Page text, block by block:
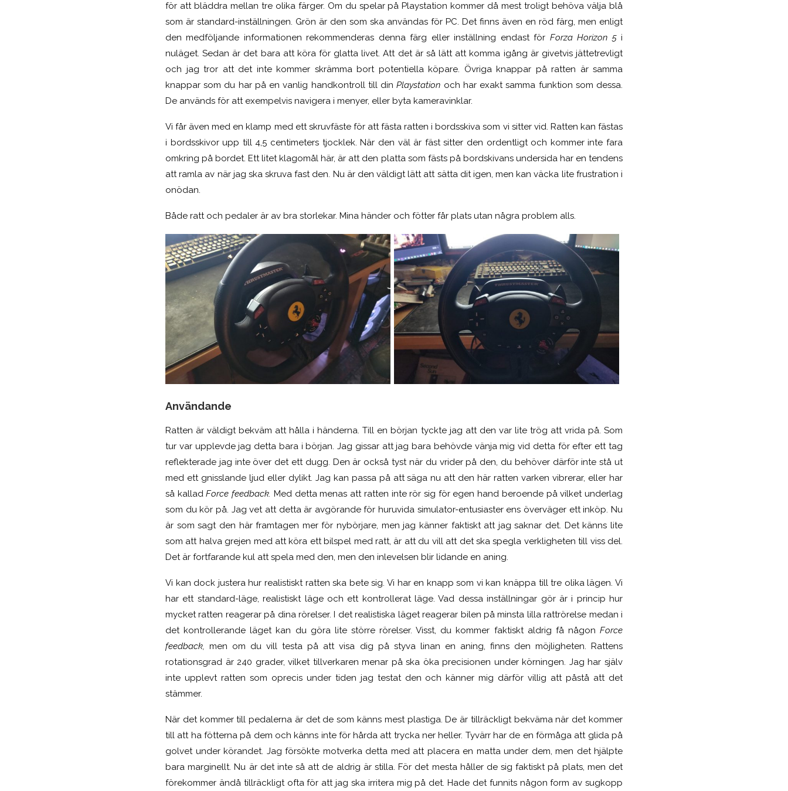
för att bläddra mellan tre olika färger. Om du spelar på Playstation kommer då mest troligt behöva välja blå
som är standard-inställningen. Grön är den som ska användas för PC. Det finns även en röd färg, men enligt
den medföljande informationen rekommenderas denna färg eller inställning endast för Forza Horizon 5i
nuläget. Sedan är det bara att köra för glatta livet. Att det är så lätt att komma igång är givetvis jättetrevligt
och jag tror att det inte kommer skrämma bort potentiella köpare. Övriga knappar på ratten är samma
knappar som du har på en vanlig handkontroll till dinPlaystation och har exakt samma funktion som dessa.
De används för att exempelvis navigera i menyer, eller byta kameravinklar.
Vi får även med en klamp med ett skruvfäste för att fästa ratten i bordsskiva som vi sitter vid. Ratten kan fästas
i bordsskivor upp till 4,5 centimeters tjocklek. När den väl är fäst sitter den ordentligt och kommer inte fara
omkring på bordet. Ett litet klagomål här, är att den platta som fästs på bordskivans undersida har en tendens
att ramla av när jag ska skruva fast den. Nu är den väldigt lätt att sätta dit igen, men kan väcka lite frustration i
onödan.
Både ratt och pedaler är av bra storlekar. Mina händer och fötter får plats utan några problem alls.
Användande
Ratten är väldigt bekväm att hålla i händerna. Till en början tyckte jag att den var lite trög att vrida på. Som
tur var upplevde jag detta bara i början. Jag gissar att jag bara behövde vänja mig vid detta för efter ett tag
reflekterade jag inte över det ett dugg. Den är också tyst när du vrider på den, du behöver därför inte stå ut
med ett gnisslande ljud eller dylikt. Jag kan passa på att säga nu att den här ratten varken vibrerar, eller har
så kalladForce feedback. Med detta menas att ratten inte rör sig för egen hand beroende på vilket underlag
som du kör på. Jag vet att detta är avgörande för huruvida simulator-entusiaster ens överväger ett inköp. Nu
är som sagt den här framtagen mer för nybörjare, men jag känner faktiskt att jag saknar det. Det känns lite
som att halva grejen med att köra ett bilspel med ratt, är att du vill att det ska spegla verkligheten till viss del.
Det är fortfarande kul att spela med den, men den inlevelsen blir lidande en aning.
Vi kan dock justera hur realistiskt ratten ska bete sig. Vi har en knapp som vi kan knäppa till tre olika lägen. Vi
har ett standard-läge, realistiskt läge och ett kontrollerat läge. Vad dessa inställningar gör är i princip hur
mycket ratten reagerar på dina rörelser. I det realistiska läget reagerar bilen på minsta lilla rattrörelse medan i
det kontrollerande läget kan du göra lite större rörelser. Visst, du kommer faktiskt aldrig få någon Force
feedback,men om du vill testa på att visa dig på styva linan en aning, finns den möjligheten. Rattens
rotationsgrad är 240 grader, vilket tillverkaren menar på ska öka precisionen under körningen. Jag har själv
inte upplevt ratten som oprecis under tiden jag testat den och känner mig därför villig att påstå att det
stämmer.
När det kommer till pedalerna är det de som känns mest plastiga. De är tillräckligt bekväma när det kommer
till att ha fötterna på dem och känns inte för hårda att trycka ner heller. Tyvärr har de en förmåga att glida på
golvet under körandet. Jag försökte motverka detta med att placera en matta under dem, men det hjälpte
bara marginellt. Nu är det inte så att de aldrig är stilla. För det mesta håller de sig faktiskt på plats, men det
förekommer ändå tillräckligt ofta för att jag ska irritera mig på det. Hade det funnits någon form av sugkopp